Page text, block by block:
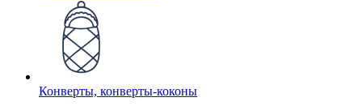
Конверты, конверты-коконы